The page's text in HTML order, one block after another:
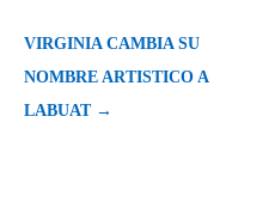
VIRGINIA CAMBIA SU
NOMBRE ARTISTICO A
LABUAT →